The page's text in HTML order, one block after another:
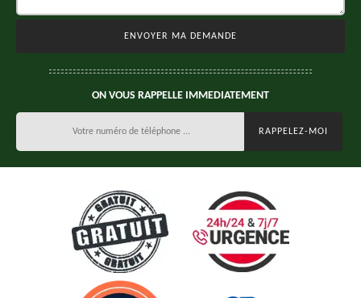
ON VOUS RAPPELLE IMMEDIATEMENT